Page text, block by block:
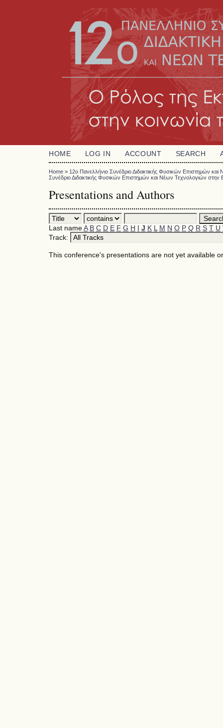
HOME LOG IN ACCOUNT SEARCH
Home > 12o Πανελλήνιο Συνέδριο Διδακτικής Φυσικών Επιστημών
Συνέδριο Διδακτικής Φυσικών Επιστημών και Νέων Τεχνολογιών στην
Presentations and Authors
Last nameA B C D E F G H I J K L M N O P Q R S T U
Track:
This conference's presentations are not yet available